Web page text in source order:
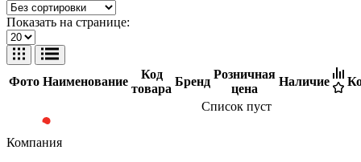
Показать на странице:
Фото Наименование
Код
товара
Бренд
Розничная
цена
Наличие
Список пуст
Компания